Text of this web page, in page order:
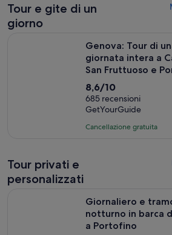
Tour e gite di un
giorno
Genova: Tour di
giornata intera a
San Fruttuoso e
Valutazione
di
8.6
su
recensioni
8,6/10
685 recensioni
GetYourGuide
Cancellazione gratuita
Tour privati e
personalizzati
Giornaliero e
notturno in barca
a Portofino